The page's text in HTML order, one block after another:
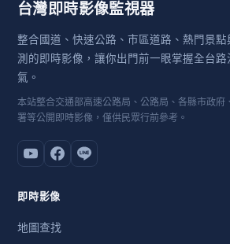
台灣即時影像監視器
整合國道、快速公路、市區道路、熱門景點
測的即時影像，讓你出門前一眼掌握全台路
氣。
本站整合交通部高速公路局、公路局、各縣市政府
署等公開即時影像，僅供民眾行前參考。
即時影像
地圖查找